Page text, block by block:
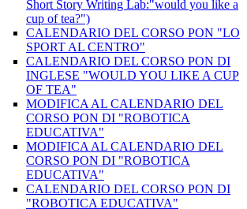
Short Story Writing Lab:"would you like a
cup of tea?")
CALENDARIO DEL CORSO PON "LO
SPORT AL CENTRO"
CALENDARIO DEL CORSO PON DI
INGLESE "WOULD YOU LIKE A CUP
OF TEA"
MODIFICA AL CALENDARIO DEL
CORSO PON DI "ROBOTICA
EDUCATIVA"
MODIFICA AL CALENDARIO DEL
CORSO PON DI "ROBOTICA
EDUCATIVA"
CALENDARIO DEL CORSO PON DI
"ROBOTICA EDUCATIVA"